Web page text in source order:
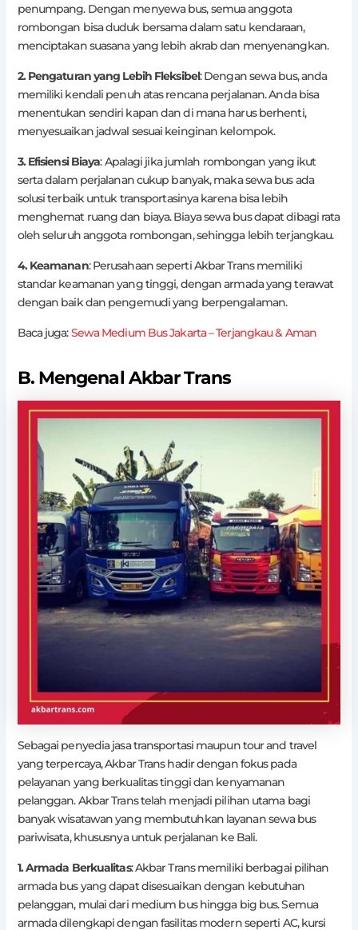
penumpang. Dengan menyewa bus, semua anggota
rombongan bisa duduk bersama dalam satu kendaraan,
menciptakan suasana yang lebih akrab dan menyenangkan.
2. Pengaturan yang Lebih Fleksibel: Dengan sewa bus, anda
memiliki kendali penuh atas rencana perjalanan. Anda bisa
menentukan sendiri kapan dan di mana harus berhenti,
menyesuaikan jadwal sesuai keinginan kelompok.
3. Efisiensi Biaya: Apalagi jika jumlah rombongan yang ikut
serta dalam perjalanan cukup banyak, maka sewa bus ada
solusi terbaik untuk transportasinya karena bisa lebih
menghemat ruang dan biaya. Biaya sewa bus dapat dibagi rata
oleh seluruh anggota rombongan, sehingga lebih terjangkau.
4. Keamanan: Perusahaan seperti Akbar Trans memiliki
standar keamanan yang tinggi, dengan armada yang terawat
dengan baik dan pengemudi yang berpengalaman.
Baca juga:Sewa Medium Bus Jakarta – Terjangkau & Aman
B. Mengenal Akbar Trans
Sebagai penyedia jasa transportasi maupun tour and travel
yang terpercaya, Akbar Trans hadir dengan fokus pada
pelayanan yang berkualitas tinggi dan kenyamanan
pelanggan. Akbar Trans telah menjadi pilihan utama bagi
banyak wisatawan yang membutuhkan layanan sewa bus
pariwisata, khususnya untuk perjalanan ke Bali.
1. Armada Berkualitas: Akbar Trans memiliki berbagai pilihan
armada bus yang dapat disesuaikan dengan kebutuhan
pelanggan, mulai dari medium bus hingga big bus. Semua
armada dilengkapi dengan fasilitas modern seperti AC, kursi